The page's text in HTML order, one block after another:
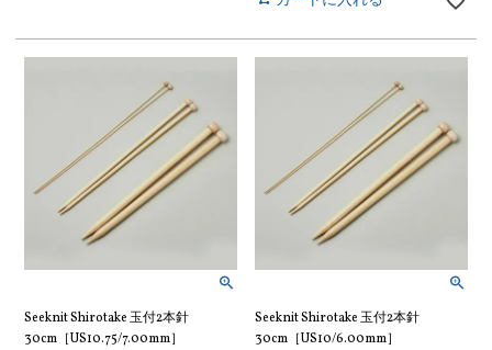
Seeknit Shirotake 玉付2本針
30cm［US10.75/7.00mm］
Seeknit Shirotake 玉付2本針
30cm［US10/6.00mm］